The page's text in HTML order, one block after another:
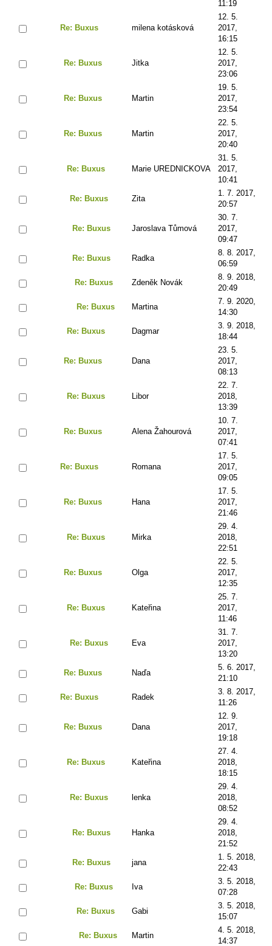
11:19
Re: Buxus milena kotásková
12. 5.
2017,
16:15
Re: Buxus Jitka
12. 5.
2017,
23:06
Re: Buxus Martin
19. 5.
2017,
23:54
Re: Buxus Martin
22. 5.
2017,
20:40
Re: Buxus Marie UREDNICKOVA
31. 5.
2017,
10:41
Re: Buxus Zita
1. 7. 2017,
20:57
Re: Buxus Jaroslava Tůmová
30. 7.
2017,
09:47
Re: Buxus Radka
8. 8. 2017,
06:59
Re: Buxus Zdeněk Novák
8. 9. 2018,
20:49
Re: Buxus Martina
7. 9. 2020,
14:30
Re: Buxus Dagmar
3. 9. 2018,
18:44
Re: Buxus Dana
23. 5.
2017,
08:13
Re: Buxus Libor
22. 7.
2018,
13:39
Re: Buxus Alena Žahourová
10. 7.
2017,
07:41
Re: Buxus Romana
17. 5.
2017,
09:05
Re: Buxus Hana
17. 5.
2017,
21:46
Re: Buxus Mirka
29. 4.
2018,
22:51
Re: Buxus Olga
22. 5.
2017,
12:35
Re: Buxus Kateřina
25. 7.
2017,
11:46
Re: Buxus Eva
31. 7.
2017,
13:20
Re: Buxus Naďa
5. 6. 2017,
21:10
Re: Buxus Radek
3. 8. 2017,
11:26
Re: Buxus Dana
12. 9.
2017,
19:18
Re: Buxus Kateřina
27. 4.
2018,
18:15
Re: Buxus lenka
29. 4.
2018,
08:52
Re: Buxus Hanka
29. 4.
2018,
21:52
Re: Buxus jana
1. 5. 2018,
22:43
Re: Buxus Iva
3. 5. 2018,
07:28
Re: Buxus Gabi
3. 5. 2018,
15:07
Re: Buxus Martin
4. 5. 2018,
14:37